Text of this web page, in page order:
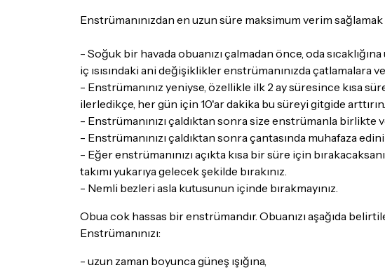
Enstrümanınızdan en uzun süre maksimum verim
- Soğuk bir havada obuanızı çalmadan önce, oda
iç ısısındaki ani değişiklikler enstrümanınızda çatlamalara
- Enstrümanınız yeniyse, özellikle ilk 2 ay süresince kısa
ilerledikçe, her gün için 10'ar dakika bu süreyi gitgide arttırın.
- Enstrümanınızı çaldıktan sonra size enstrümanla
- Enstrümanınızı çaldıktan sonra çantasında muhafaza
- Eğer enstrümanınızı açıkta kısa bir süre için
takımı yukarıya gelecek şekilde bırakınız.
- Nemli bezleri asla kutusunun içinde bırakmayınız.
Obua cok hassas bir enstrümandır. Obuanızı aşağıda
Enstrümanınızı:
- uzun zaman boyunca güneş ışığına,